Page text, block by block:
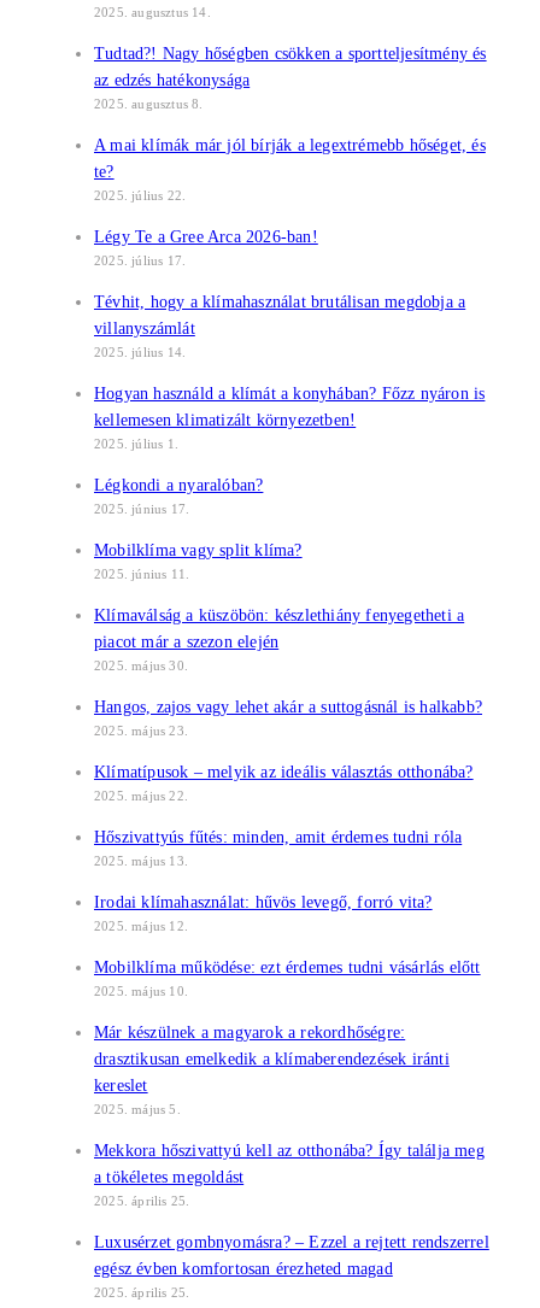
2025. augusztus 14.
Tudtad?! Nagy hőségben csökken a sportteljesítmény és
az edzés hatékonysága
2025. augusztus 8.
A mai klímák már jól bírják a legextrémebb hőséget, és
te?
2025. július 22.
Légy Te a Gree Arca 2026-ban!
2025. július 17.
Tévhit, hogy a klímahasználat brutálisan megdobja a
villanyszámlát
2025. július 14.
Hogyan használd a klímát a konyhában? Főzz nyáron is
kellemesen klimatizált környezetben!
2025. július 1.
Légkondi a nyaralóban?
2025. június 17.
Mobilklíma vagy split klíma?
2025. június 11.
Klímaválság a küszöbön: készlethiány fenyegetheti a
piacot már a szezon elején
2025. május 30.
Hangos, zajos vagy lehet akár a suttogásnál is halkabb?
2025. május 23.
Klímatípusok – melyik az ideális választás otthonába?
2025. május 22.
Hőszivattyús fűtés: minden, amit érdemes tudni róla
2025. május 13.
Irodai klímahasználat: hűvös levegő, forró vita?
2025. május 12.
Mobilklíma működése: ezt érdemes tudni vásárlás előtt
2025. május 10.
Már készülnek a magyarok a rekordhőségre:
drasztikusan emelkedik a klímaberendezések iránti
kereslet
2025. május 5.
Mekkora hőszivattyú kell az otthonába? Így találja meg
a tökéletes megoldást
2025. április 25.
Luxusérzet gombnyomásra? – Ezzel a rejtett rendszerrel
egész évben komfortosan érezheted magad
2025. április 25.